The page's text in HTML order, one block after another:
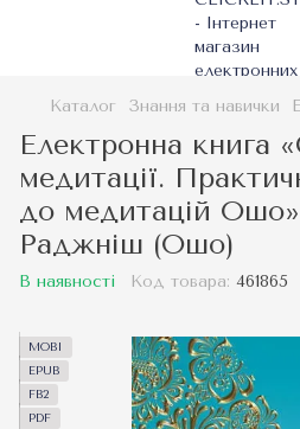
Каталог Знання та навички
Електронна книга
медитації.
до медитацій
Раджніш (Ошо)
В наявності Код товара: 461865
MOBI
EPUB
FB2
PDF